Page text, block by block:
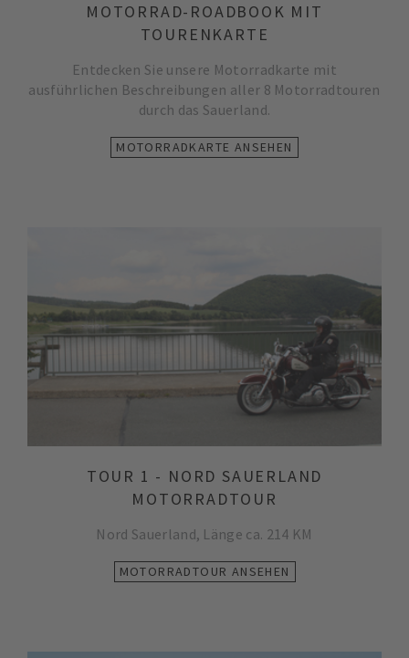
MOTORRAD-ROADBOOK MIT
TOURENKARTE
Entdecken Sie unsere Motorradkarte mit
ausführlichen Beschreibungen aller 8 Motorradtouren
durch das Sauerland.
MOTORRADKARTE ANSEHEN
TOUR 1 - NORD SAUERLAND
MOTORRADTOUR
Nord Sauerland, Länge ca. 214 KM
MOTORRADTOUR ANSEHEN